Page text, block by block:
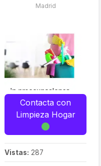
Madrid
Contacta con
Limpieza Hogar
Vistas: 287